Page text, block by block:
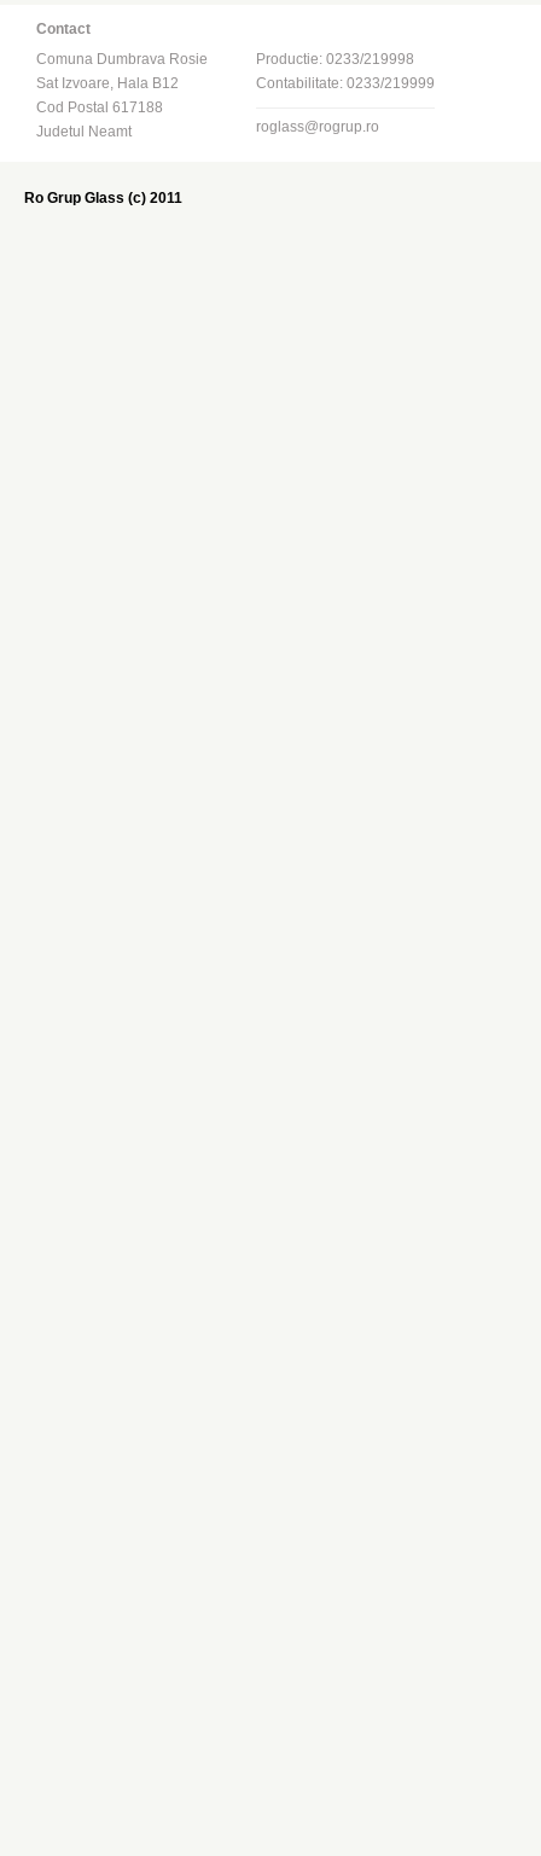
Contact
Comuna Dumbrava Rosie
Sat Izvoare, Hala B12
Cod Postal 617188
Judetul Neamt
Productie: 0233/219998
Contabilitate: 0233/219999
roglass@rogrup.ro
Ro Grup Glass (c) 2011